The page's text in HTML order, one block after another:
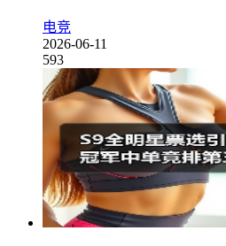
电竞
2026-06-11
593